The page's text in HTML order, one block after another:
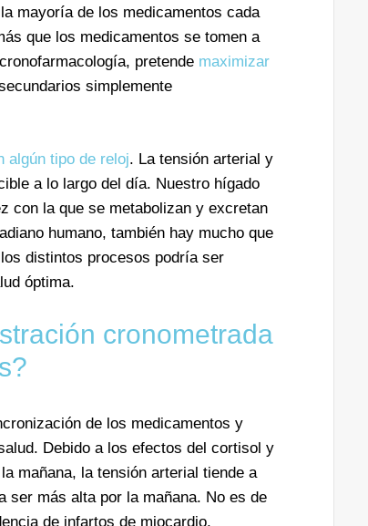
mayoría de los medicamentos cada
que los medicamentos se tomen a
pretende maximizar
simplemente
algún tipo de reloj. La tensión arterial y
a lo largo del día. Nuestro hígado
con la que se metabolizan y excretan
humano, también hay mucho que
distintos procesos podría ser
óptima.
cronometrada
de los medicamentos y
Debido a los efectos del cortisol y
mañana, la tensión arterial tiende a
ser más alta por la mañana. No es de
de infartos de miocardio,